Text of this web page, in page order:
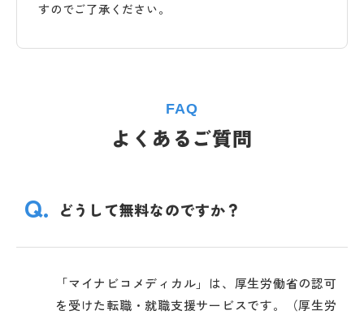
すのでご了承ください。
FAQ
よくあるご質問
Q. どうして無料なのですか？
「マイナビコメディカル」は、厚生労働省の認可
を受けた転職・就職支援サービスです。（厚生労